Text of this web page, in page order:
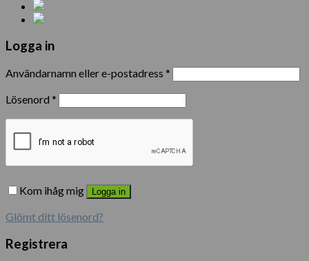
Logga in
Användarnamn eller e-postadress *
Lösenord *
Kom ihåg mig Logga in
Glömt ditt lösenord?
Registrera